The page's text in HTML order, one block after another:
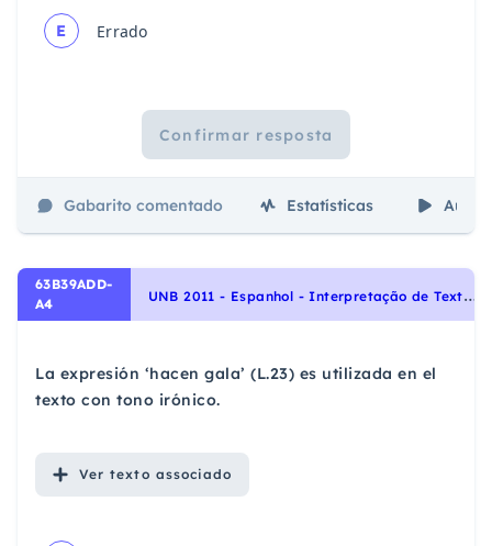
E Errado
Confirmar resposta
Gabarito comentado Estatísticas Aulas
63B39ADD-
A4
U
NB 2011 - Espanhol - Interpretação de Texto | Comprensión de Lectura
La expresión ‘hacen gala’ (L.23) es utilizada en el
texto con tono irónico.
Ver texto associado